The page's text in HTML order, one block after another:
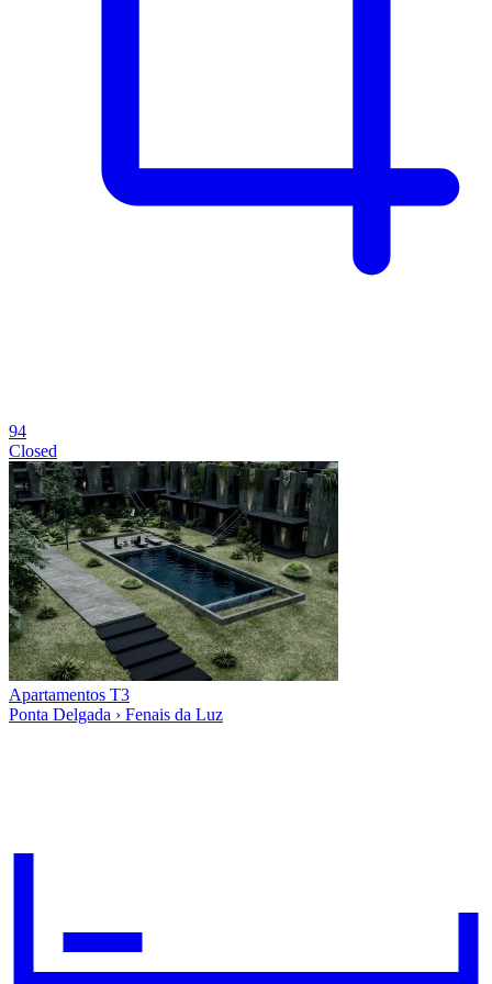
94
Closed
Apartamentos T3
Ponta Delgada › Fenais da Luz